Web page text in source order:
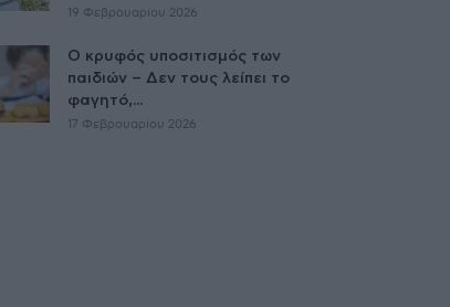
19 Φεβρουαρίου 2026
Ο κρυφός υποσιτισμός των
παιδιών – Δεν τους λείπει το
φαγητό,...
17 Φεβρουαρίου 2026